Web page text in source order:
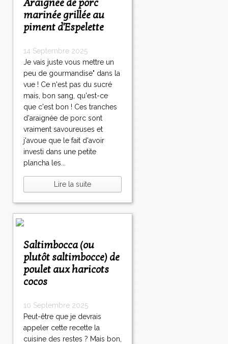
Araignée de porc
marinée grillée au
piment d'Espelette
14 Septembre 2025
Je vais juste vous mettre un
peu de gourmandise" dans la
vue ! Ce n'est pas du sucré
mais, bon sang, qu'est-ce
que c'est bon ! Ces tranches
d'araignée de porc sont
vraiment savoureuses et
j'avoue que le fait d'avoir
investi dans une petite
plancha les...
Lire la suite
Saltimbocca (ou
plutôt saltimbocce) de
poulet aux haricots
cocos
10 Septembre 2025
Peut-être que je devrais
appeler cette recette la
cuisine des restes ? Mais bon,